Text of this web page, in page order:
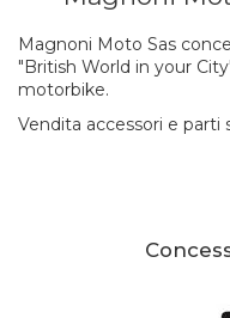
Magnoni Moto Sas
"British World in your
motorbike.
Vendita accessori e parti